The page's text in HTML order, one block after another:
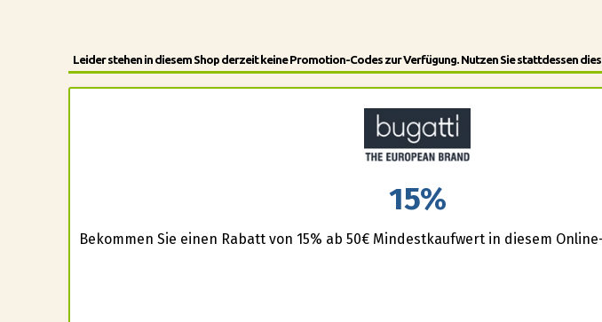
Leider stehen in diesem Shop derzeit keine Promotion-Codes zur Verfügung. Nutzen Sie stattdessen
15%
Bekommen Sie einen Rabatt von 15% ab 50€ Mindestkaufwert in diesem